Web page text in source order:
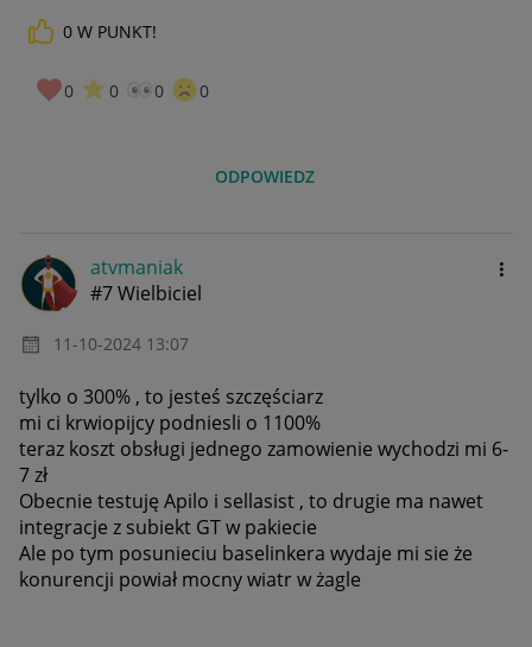
0 W PUNKT!
0 0 0 0
ODPOWIEDZ
atvmaniak
#7 Wielbiciel
‎11-10-2024 13:07
tylko o 300% , to jesteś szczęściarz
mi ci krwiopijcy podniesli o 1100%
teraz koszt obsługi jednego zamowienie wychodzi mi 6-
7 zł
Obecnie testuję Apilo i sellasist , to drugie ma nawet
integracje z subiekt GT w pakiecie
Ale po tym posunieciu baselinkera wydaje mi sie że
konurencji powiał mocny wiatr w żagle